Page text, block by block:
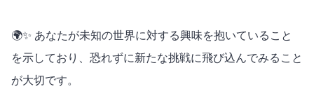
🌍✨ あなたが未知の世界に対する興味を抱いていること
を示しており、恐れずに新たな挑戦に飛び込んでみること
が大切です。